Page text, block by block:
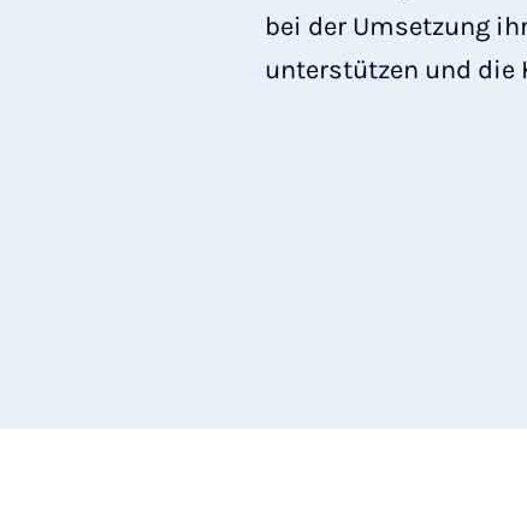
bei der Umsetzung
unterstützen und die